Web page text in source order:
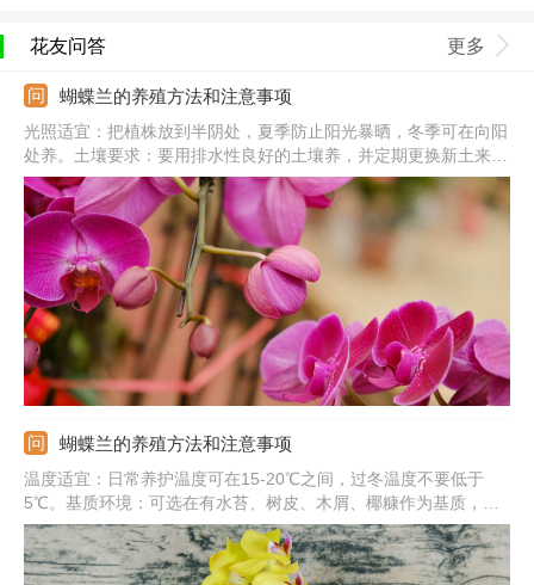
花友问答 更多
蝴蝶兰的养殖方法和注意事项
光照适宜：把植株放到半阴处，夏季防止阳光暴晒，冬季可在向阳
处养。土壤要求：要用排水性良好的土壤养，并定期更换新土来维
持透气性。水肥合理：春夏两季每天浇水，保持盆土湿润，生长旺
季每周施肥一次。注意事项：在开花前要控制氮肥施加量，适当增
加磷钾促进其开花。
蝴蝶兰的养殖方法和注意事项
温度适宜：日常养护温度可在15-20℃之间，过冬温度不要低于
5℃。基质环境：可选在有水苔、树皮、木屑、椰糠作为基质，并
每隔1-2年换一次。修剪造型：花期可用铁丝和木架支撑植株，并
在花败后及时将花梗剪掉。注意事项：夏季高于30℃要注意降温，
开花期间应保证充足的光照。